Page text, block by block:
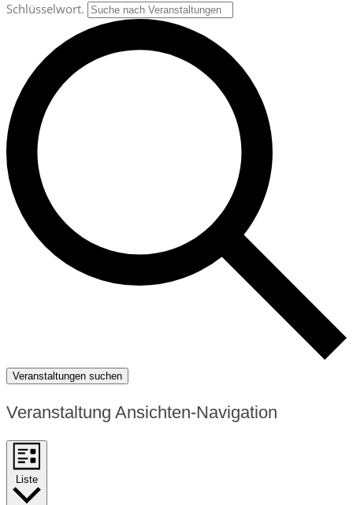
Schlüsselwort.
Veranstaltungen suchen
Veranstaltung Ansichten-Navigation
Liste